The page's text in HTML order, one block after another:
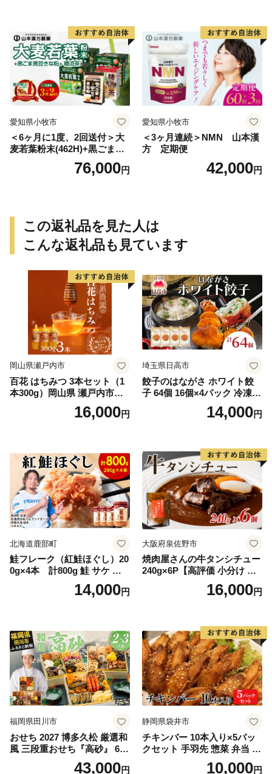
愛知県小牧市
＜6ヶ月に1度、2回送付＞大
麦若葉粉末(462H)+黒ごま黒
豆きな粉+ 糖流茶 山本漢
76,000円
愛知県小牧市
＜3ヶ月連続＞NMN 山本漢
方 定期便
42,000円
この返礼品を見た人は
こんな返礼品も見ています
岡山県瀬戸内市
百花 はちみつ 3本セット（1
本300g）岡山県 瀬戸内市産
石黒農園 ヨーグルト パン 砂
糖の代わり 香り高い いい香
16,000円
埼玉県日高市
餃子のはながさ ホワイト餃
子 64個 16個×4パック 冷凍
中華 点心 B級グルメ ご当地
野菜 おつまみ おかず 簡単調
ー ギフト お取り寄せ 日高市
14,000円
北海道鹿部町
鮭フレーク（紅鮭ほぐし）20
0g×4本 計800g 鮭 サケ 鮭
ほぐし サケフレーク シャケ
フレーク 鮭フレーク14,000円
大阪府泉佐野市
焼肉屋さんの牛タンシチュー
240g×6P【高評価 小分け 惣
菜 牛たん 一人暮らし 冷凍】
16,000円
福岡県田川市
おせち 2027 博多久松 厳選和
風 三段重おせち『高砂』 6.5
寸 3段重 2～3人前 おせち料
理 重箱 お正月 冷凍おせち 縁
43,000円
静岡県袋井市
チキンバー 10本入り×5パッ
クセット 手羽先 惣菜 弁当 お
かず お酒 おつまみ ギフト キ
ャンプ アウトドア キャンプ
10,000円